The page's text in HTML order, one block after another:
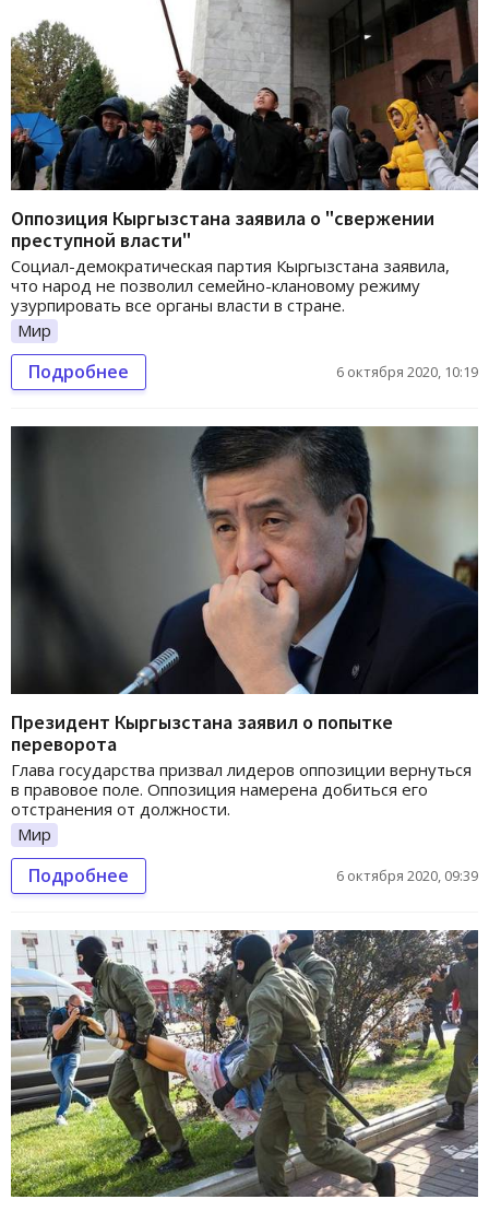
Оппозиция Кыргызстана заявила о "свержении
преступной власти"
Социал-демократическая партия Кыргызстана заявила,
что народ не позволил семейно-клановому режиму
узурпировать все органы власти в стране.
Мир
Подробнее 6 октября 2020, 10:19
Президент Кыргызстана заявил о попытке
переворота
Глава государства призвал лидеров оппозиции вернуться
в правовое поле. Оппозиция намерена добиться его
отстранения от должности.
Мир
Подробнее 6 октября 2020, 09:39